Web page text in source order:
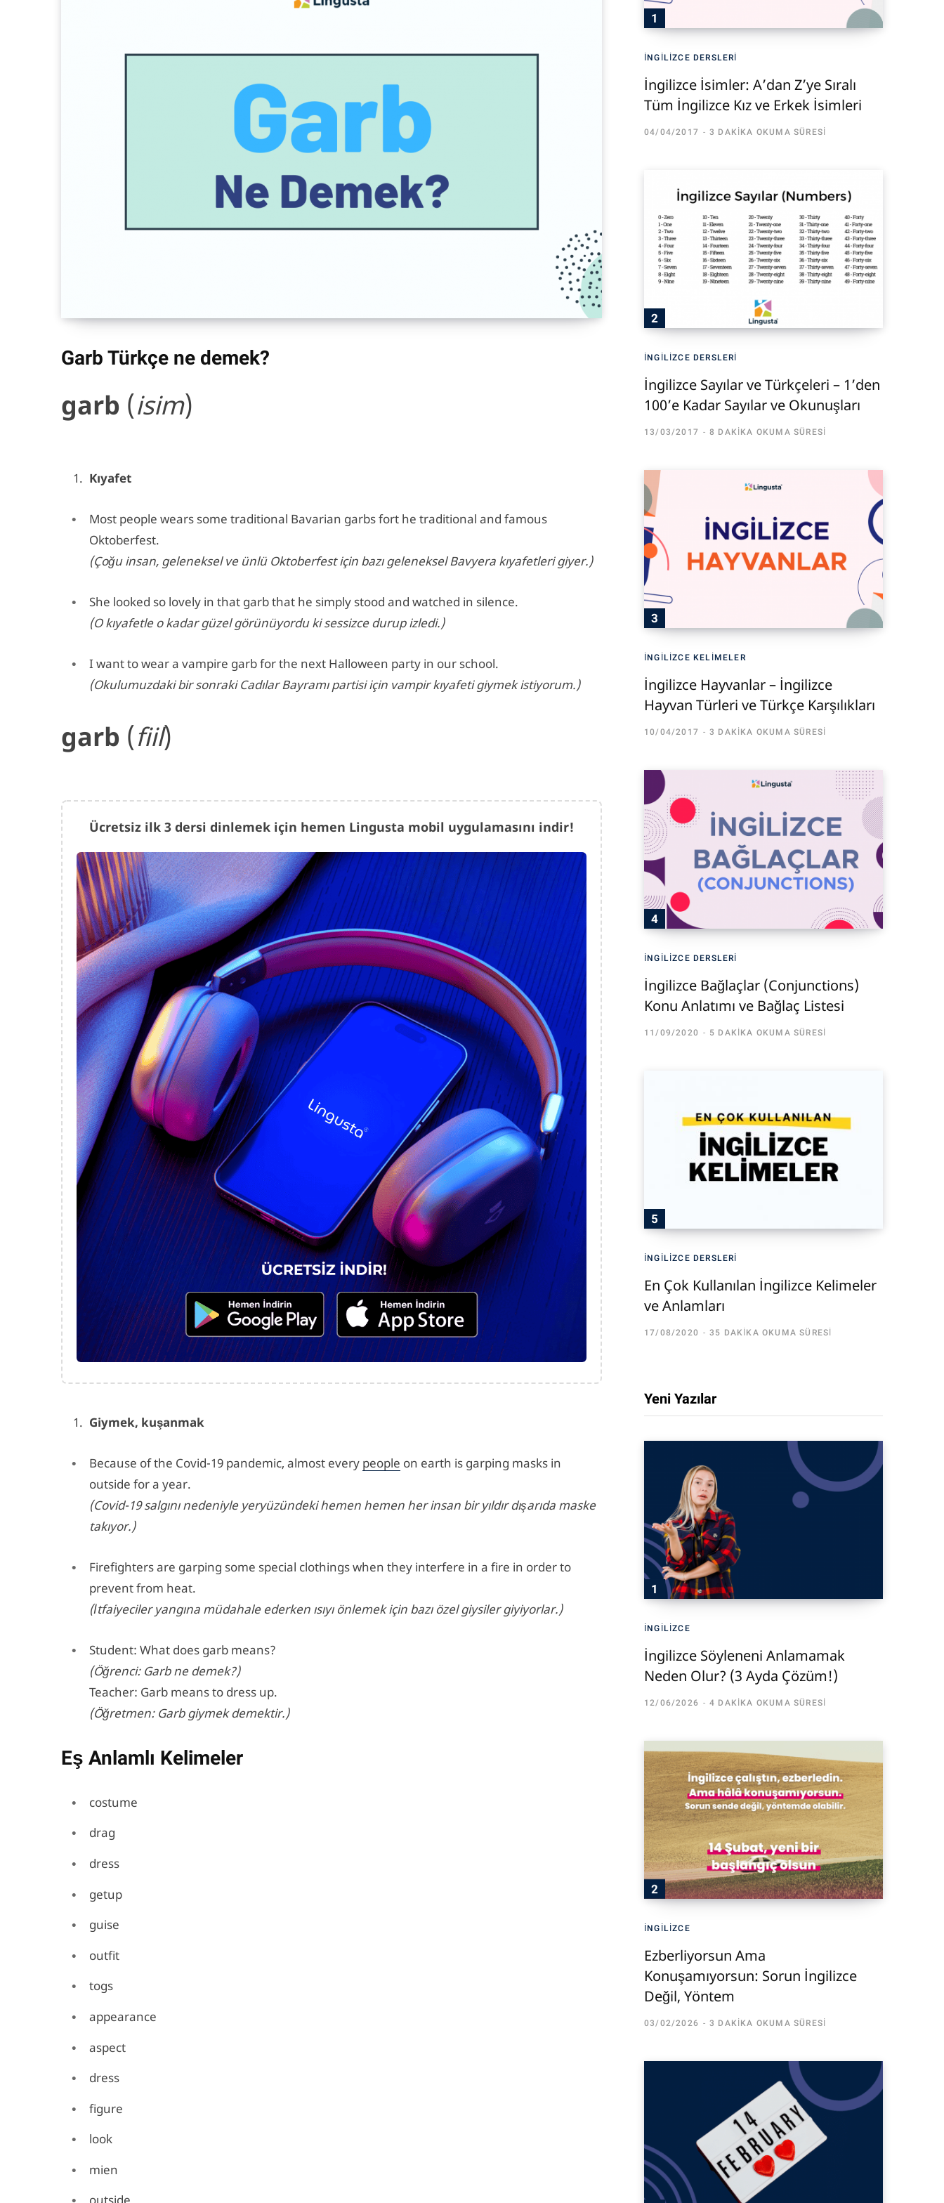
Garb Türkçe ne demek?
garb (isim)
Kıyafet
Most people wears some traditional Bavarian garbs fort he traditional and famous
Oktoberfest.
(Çoğu insan, geleneksel ve ünlü Oktoberfest için bazı geleneksel Bavyera kıyafetleri giyer.)
She looked so lovely in that garb that he simply stood and watched in silence.
(O kıyafetle o kadar güzel görünüyordu ki sessizce durup izledi.)
I want to wear a vampire garb for the next Halloween party in our school.
(Okulumuzdaki bir sonraki Cadılar Bayramı partisi için vampir kıyafeti giymek istiyorum.)
garb (fiil)
Ücretsiz ilk 3 dersi dinlemek için hemen Lingusta mobil uygulamasını indir!
Giymek, kuşanmak
Because of the Covid-19 pandemic, almost every people on earth is garping masks in
outside for a year.
(Covid-19 salgını nedeniyle yeryüzündeki hemen hemen her insan bir yıldır dışarıda maske
takıyor.)
Firefighters are garping some special clothings when they interfere in a fire in order to
prevent from heat.
(İtfaiyeciler yangına müdahale ederken ısıyı önlemek için bazı özel giysiler giyiyorlar.)
Student: What does garb means?
(Öğrenci: Garb ne demek?)
Teacher: Garb means to dress up.
(Öğretmen: Garb giymek demektir.)
Eş Anlamlı Kelimeler
costume
drag
dress
getup
guise
outfit
togs
appearance
aspect
dress
figure
look
mien
İNGILIZCE DERSLERI
İngilizce İsimler: A’dan Z’ye Sıralı
Tüm İngilizce Kız ve Erkek İsimleri
04/04/2017 3 DAKIKA OKUMA SÜRESI
İNGILIZCE DERSLERI
İngilizce Sayılar ve Türkçeleri – 1’den
100’e Kadar Sayılar ve Okunuşları
13/03/2017 8 DAKIKA OKUMA SÜRESI
İNGILIZCE KELIMELER
İngilizce Hayvanlar – İngilizce
Hayvan Türleri ve Türkçe Karşılıkları
10/04/2017 3 DAKIKA OKUMA SÜRESI
İNGILIZCE DERSLERI
İngilizce Bağlaçlar (Conjunctions)
Konu Anlatımı ve Bağlaç Listesi
11/09/2020 5 DAKIKA OKUMA SÜRESI
İNGILIZCE DERSLERI
En Çok Kullanılan İngilizce Kelimeler
ve Anlamları
17/08/2020 35 DAKIKA OKUMA SÜRESI
Yeni Yazılar
İNGILIZCE
İngilizce Söyleneni Anlamamak
Neden Olur? (3 Ayda Çözüm!)
12/06/2026 4 DAKIKA OKUMA SÜRESI
İNGILIZCE
Ezberliyorsun Ama
Konuşamıyorsun: Sorun İngilizce
Değil, Yöntem
03/02/2026 3 DAKIKA OKUMA SÜRESI